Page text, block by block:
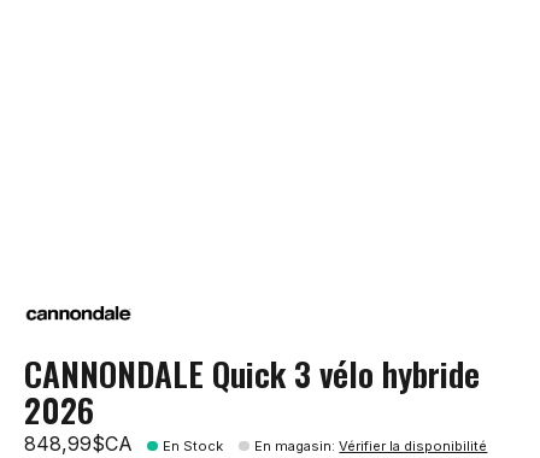
CANNONDALE Quick 3 vélo hybride
2026
848,99$CA En Stock En magasin:Vérifier la disponibilité